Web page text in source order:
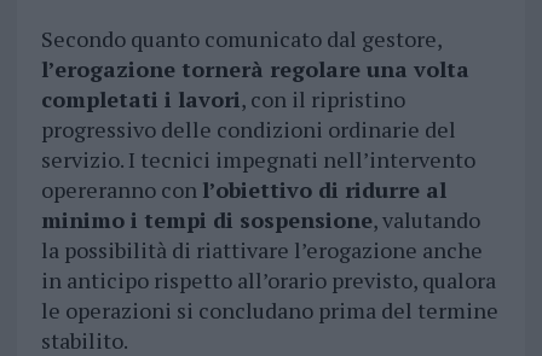
Secondo quanto comunicato dal gestore,
l’erogazione tornerà regolare una volta
completati i lavori, con il ripristino
progressivo delle condizioni ordinarie del
servizio. I tecnici impegnati nell’intervento
opereranno con l’obiettivo di ridurre al
minimo i tempi di sospensione, valutando
la possibilità di riattivare l’erogazione anche
in anticipo rispetto all’orario previsto, qualora
le operazioni si concludano prima del termine
stabilito.